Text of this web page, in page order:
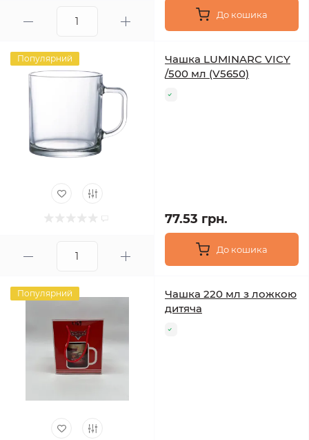
До кошика
Популярний
Чашка LUMINARC VICY
/500 мл (V5650)
77.53 грн.
До кошика
Популярний
Чашка 220 мл з ложкою
дитяча